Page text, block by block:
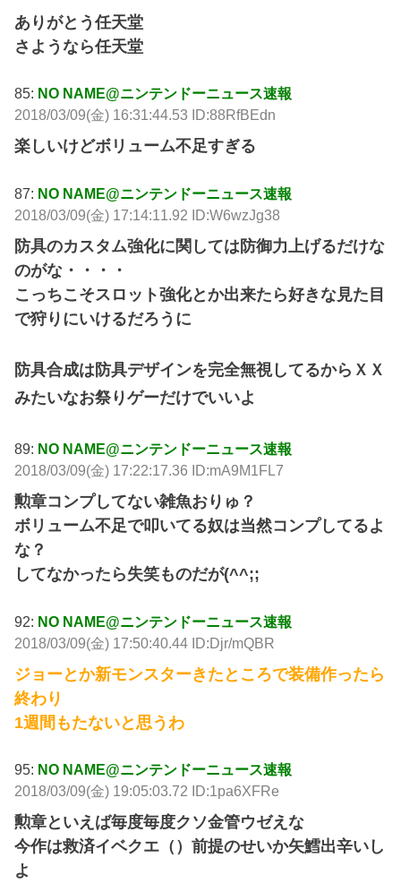
ありがとう任天堂
さようなら任天堂
85: NO NAME@ニンテンドーニュース速報
2018/03/09(金) 16:31:44.53 ID:88RfBEdn
楽しいけどボリューム不足すぎる
87: NO NAME@ニンテンドーニュース速報
2018/03/09(金) 17:14:11.92 ID:W6wzJg38
防具のカスタム強化に関しては防御力上げるだけな
のがな・・・・
こっちこそスロット強化とか出来たら好きな見た目
で狩りにいけるだろうに
防具合成は防具デザインを完全無視してるからＸＸ
みたいなお祭りゲーだけでいいよ
89: NO NAME@ニンテンドーニュース速報
2018/03/09(金) 17:22:17.36 ID:mA9M1FL7
勲章コンプしてない雑魚おりゅ？
ボリューム不足で叩いてる奴は当然コンプしてるよ
な？
してなかったら失笑ものだが(^^;;
92: NO NAME@ニンテンドーニュース速報
2018/03/09(金) 17:50:40.44 ID:Djr/mQBR
ジョーとか新モンスターきたところで装備作ったら
終わり
1週間もたないと思うわ
95: NO NAME@ニンテンドーニュース速報
2018/03/09(金) 19:05:03.72 ID:1pa6XFRe
勲章といえば毎度毎度クソ金管ウゼえな
今作は救済イベクエ（）前提のせいか矢鱈出辛いし
よ